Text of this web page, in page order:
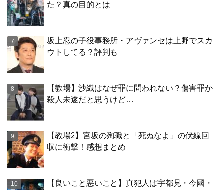
た？真の目的とは
坂上忍の子役事務所・アヴァンセは上野でスカ
ウトしてる？評判も
【教場】沙織はなぜ罪に問われない？傷害罪か
殺人未遂だと思うけど…
【教場2】宮坂の殉職と「死ぬなよ」の伏線回
収に衝撃！感想まとめ
【良いこと悪いこと】真犯人は宇都見・今國・